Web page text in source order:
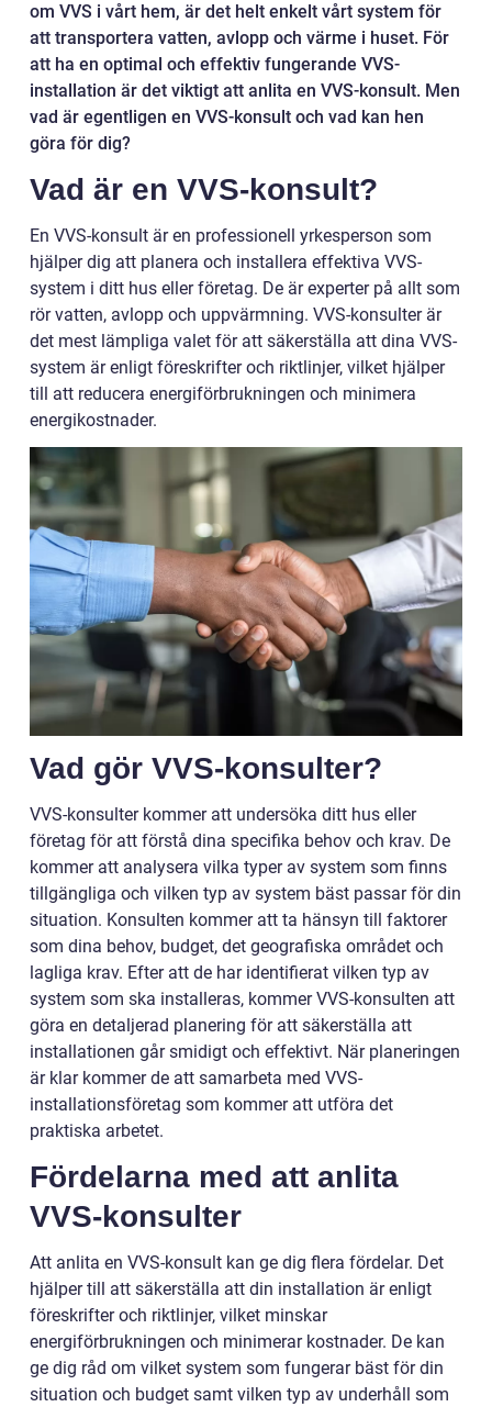
om VVS i vårt hem, är det helt enkelt vårt system för
att transportera vatten, avlopp och värme i huset. För
att ha en optimal och effektiv fungerande VVS-
installation är det viktigt att anlita en VVS-konsult. Men
vad är egentligen en VVS-konsult och vad kan hen
göra för dig?
Vad är en VVS-konsult?
En VVS-konsult är en professionell yrkesperson som
hjälper dig att planera och installera effektiva VVS-
system i ditt hus eller företag. De är experter på allt som
rör vatten, avlopp och uppvärmning. VVS-konsulter är
det mest lämpliga valet för att säkerställa att dina VVS-
system är enligt föreskrifter och riktlinjer, vilket hjälper
till att reducera energiförbrukningen och minimera
energikostnader.
Vad gör VVS-konsulter?
VVS-konsulter kommer att undersöka ditt hus eller
företag för att förstå dina specifika behov och krav. De
kommer att analysera vilka typer av system som finns
tillgängliga och vilken typ av system bäst passar för din
situation. Konsulten kommer att ta hänsyn till faktorer
som dina behov, budget, det geografiska området och
lagliga krav. Efter att de har identifierat vilken typ av
system som ska installeras, kommer VVS-konsulten att
göra en detaljerad planering för att säkerställa att
installationen går smidigt och effektivt. När planeringen
är klar kommer de att samarbeta med VVS-
installationsföretag som kommer att utföra det
praktiska arbetet.
Fördelarna med att anlita
VVS-konsulter
Att anlita en VVS-konsult kan ge dig flera fördelar. Det
hjälper till att säkerställa att din installation är enligt
föreskrifter och riktlinjer, vilket minskar
energiförbrukningen och minimerar kostnader. De kan
ge dig råd om vilket system som fungerar bäst för din
situation och budget samt vilken typ av underhåll som